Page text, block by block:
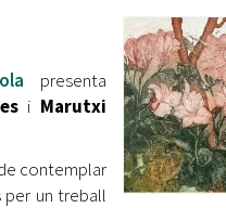
Pla de
i
el
presenta
i Marutxi
contemplar
un treball